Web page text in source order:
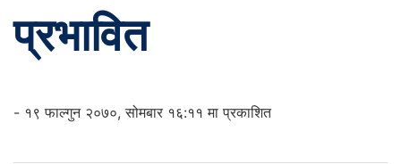
प्रभावित
- १९ फाल्गुन २०७०, सोमबार १६:११ मा प्रकाशित